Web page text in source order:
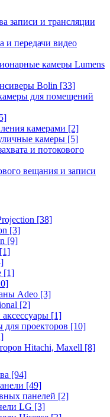
записи и трансляции
и передачи видео
камеры Lumens
Bolin [33]
для помещений
камерами [2]
камеры [5]
и потокового
вещания и записи
[38]
[3]
[9]
[1]
[1]
Adeo [3]
[2]
[1]
проекторов [10]
Hitachi, Maxell [8]
[94]
[49]
панелей [2]
LG [3]